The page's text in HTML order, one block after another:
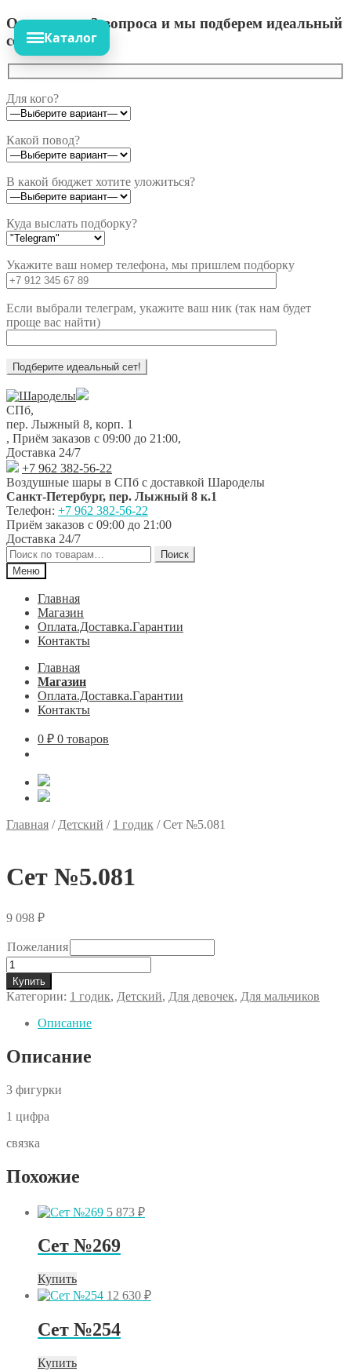
Ответьте на 3 вопроса и мы подберем идеальный
сет!
Для кого?
Какой повод?
В какой бюджет хотите уложиться?
Куда выслать подборку?
Укажите ваш номер телефона, мы пришлем подборку
Если выбрали телеграм, укажите ваш ник (так нам будет
проще вас найти)
Перейти
к
навигации
Перейти
к
содержимому
СПб,
пер. Лыжный 8, корп. 1
, Приём заказов с 09:00 до 21:00,
Доставка 24/7
+7 962 382-56-22
Воздушные шары в СПб с доставкой Шароделы
Санкт-Петербург, пер. Лыжный 8 к.1
Телефон: +7 962 382-56-22
Приём заказов с 09:00 до 21:00
Доставка 24/7
Искать:
Поиск
Меню
Главная
Магазин
Оплата.Доставка.Гарантии
Контакты
Главная
Магазин
Оплата.Доставка.Гарантии
Контакты
0 ₽ 0 товаров
Каталог
Главная / Детский / 1 годик /Сет №5.081
Сет №5.081
9 098 ₽
Пожелания
Количество
товара
Сет
№5.081
Купить
Категории: 1 годик, Детский, Для девочек, Для мальчиков
Описание
Описание
3 фигурки
1 цифра
связка
Похожие
5 873 ₽
Сет №269
Купить
12 630 ₽
Сет №254
Купить